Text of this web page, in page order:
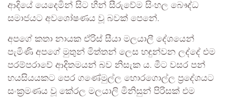
ආදියේ යෙදෙමින් සිට හීන් සීරුවේම සිංහල බෞද්ධ
සමාජයට අවශෝෂණය වූ බවක් පෙනේ.
අපගේ කතා නායක ඒරිස් සීයා මලයාලී දේශයෙන්
පැමිණි අපගේ මුතුන් මිත්තන් ලෙස හඳුන්වන ලද්දේ එම
පරම්පරාවේ ආදිතමයන් බව නිසැක ය. මීට වසර පන්
හයසියයකට පෙර ගණේමුල්ල හොරගොල්ල ප්‍රදේශයට
සංක්‍රමණය වූ කේරල මලයාලි මිනිසුන් පිරිසක් එම